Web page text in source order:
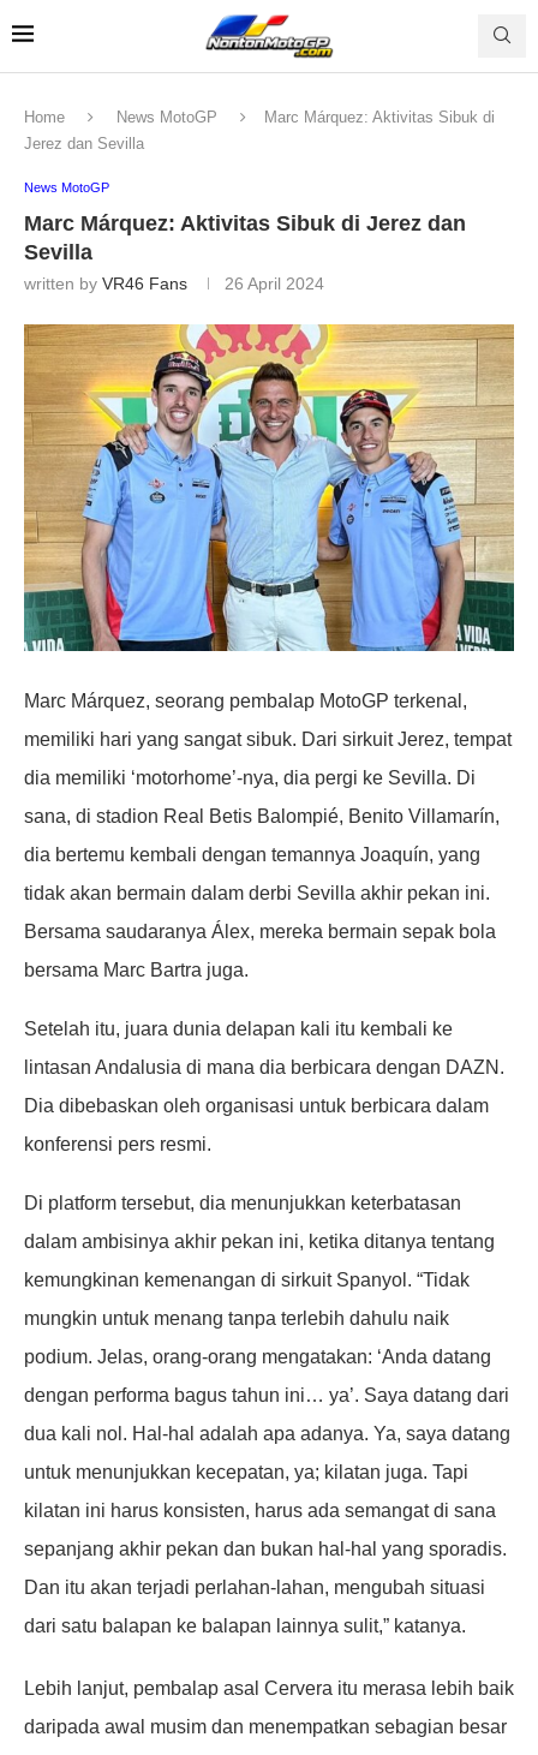
Home News MotoGP
Marc Márquez: Aktivitas Sibuk di
Jerez dan Sevilla
News MotoGP
Marc Márquez: Aktivitas Sibuk di Jerez dan
Sevilla
written by VR46 Fans 26 April 2024
Marc Márquez, seorang pembalap MotoGP terkenal,
memiliki hari yang sangat sibuk. Dari sirkuit Jerez, tempat
dia memiliki ‘motorhome’-nya, dia pergi ke Sevilla. Di
sana, di stadion Real Betis Balompié, Benito Villamarín,
dia bertemu kembali dengan temannya Joaquín, yang
tidak akan bermain dalam derbi Sevilla akhir pekan ini.
Bersama saudaranya Álex, mereka bermain sepak bola
bersama Marc Bartra juga.
Setelah itu, juara dunia delapan kali itu kembali ke
lintasan Andalusia di mana dia berbicara dengan DAZN.
Dia dibebaskan oleh organisasi untuk berbicara dalam
konferensi pers resmi.
Di platform tersebut, dia menunjukkan keterbatasan
dalam ambisinya akhir pekan ini, ketika ditanya tentang
kemungkinan kemenangan di sirkuit Spanyol. “Tidak
mungkin untuk menang tanpa terlebih dahulu naik
podium. Jelas, orang-orang mengatakan: ‘Anda datang
dengan performa bagus tahun ini… ya’. Saya datang dari
dua kali nol. Hal-hal adalah apa adanya. Ya, saya datang
untuk menunjukkan kecepatan, ya; kilatan juga. Tapi
kilatan ini harus konsisten, harus ada semangat di sana
sepanjang akhir pekan dan bukan hal-hal yang sporadis.
Dan itu akan terjadi perlahan-lahan, mengubah situasi
dari satu balapan ke balapan lainnya sulit,” katanya.
Lebih lanjut, pembalap asal Cervera itu merasa lebih baik
daripada awal musim dan menempatkan sebagian besar